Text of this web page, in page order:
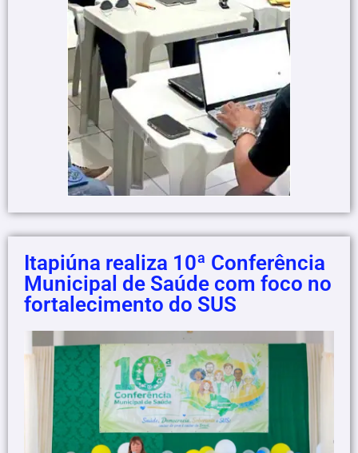
Itapiúna realiza 10ª Conferência
Municipal de Saúde com foco no
fortalecimento do SUS